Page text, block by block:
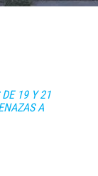
DE 19 Y 21
A